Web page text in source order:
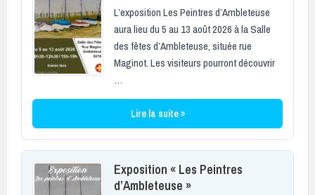
L’exposition Les Peintres d’Ambleteuse
aura lieu du 5 au 13 août 2026 à la Salle
des fêtes d’Ambleteuse, située rue
Maginot. Les visiteurs pourront découvrir
…
Lire la suite »
Exposition « Les Peintres
d’Ambleteuse »